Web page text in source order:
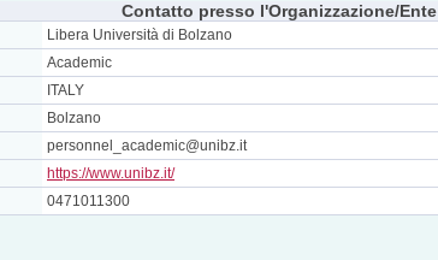
Contatto presso l'Organizzazione/Ente
Libera Università di Bolzano
Academic
ITALY
Bolzano
personnel_academic@unibz.it
https://www.unibz.it/
0471011300